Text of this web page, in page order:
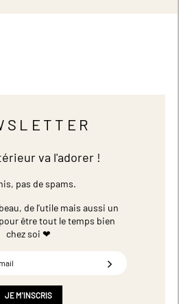
va l'adorer !
pas de spams.
de l'utile mais aussi un
pour être tout le temps bien
chez soi ❤
JE M'INSCRIS